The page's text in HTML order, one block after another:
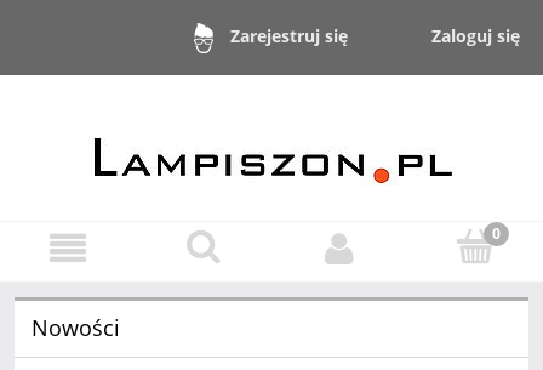
Zarejestruj się Zaloguj się
Nowości